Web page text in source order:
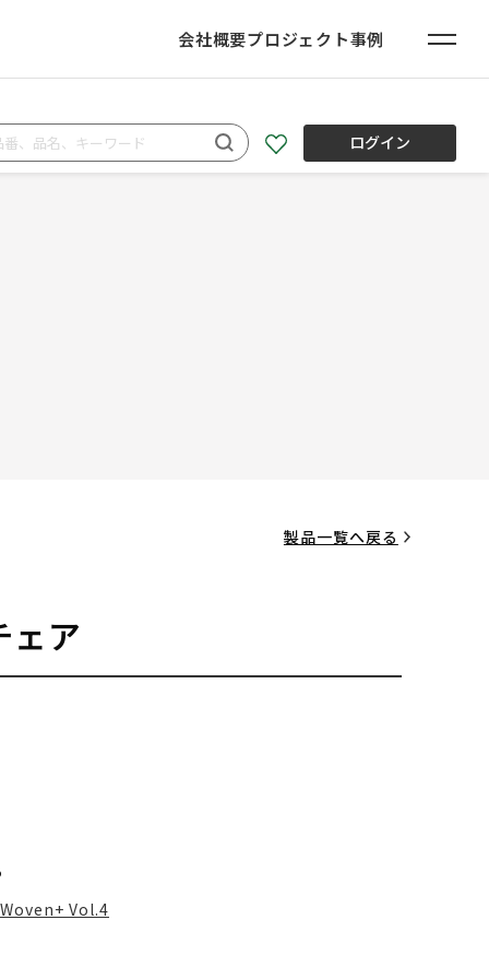
会社概要プロジェクト事例
ログイン
製品一覧へ戻る
ェア
Woven+ Vol.4